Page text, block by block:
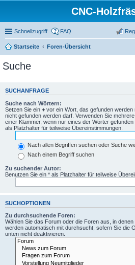
CNC-
Schnellzugriff FAQ
Startseite Foren-Übersicht
Suche
SUCHANFRAGE
Suche nach Wörtern:
Setzen Sie ein + vor ein Wort, das gefunden werden
nicht gefunden werden darf. Verwenden Sie
einer Klammer, wenn nur eines der Wörter
als Platzhalter für teilweise Übereinstimmungen.
Nach allen Begriffen suchen oder Suche
Nach einem Begriff suchen
Zu suchender Autor:
Benutzen Sie ein * als Platzhalter für teilweise
SUCHOPTIONEN
Zu durchsuchende Foren:
Wählen Sie das Forum oder die Foren aus, in
werden automatisch mit durchsucht, sofern Sie die
unten nicht deaktivieren.